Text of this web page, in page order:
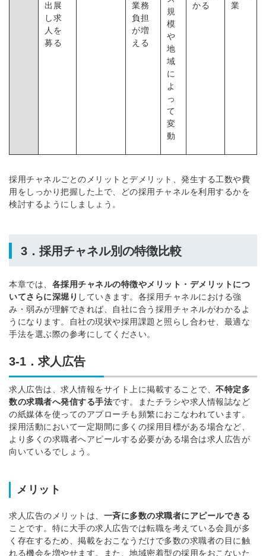
出展
し求
人を
募る
業務
負担
が増
える
規
模
や
地
域
に
よ
っ
て
変
動
かる
業
採用チャネルごとのメリットとデメリット、発生する工数や費
用をしっかり把握した上で、どの採用チャネルを利用するかを
検討するようにしましょう。
3．採用チャネル別の特徴比較
本章では、 各採用チャネルの特徴やメリット・デメリットにつ
いてさらに深堀り していきます。 各採用チャネルにおける強
み・弱みが理解できれば、自社に合う採用チャネルがわかるよ
うになります。
自社の現状や採用課題と照らし合わせ、最適な
手法を選ぶ際の参考にしてください。
3-1．求人広告
求人広告は、求人情報をサイト上に掲載することで、 不特定多
数の求職者へ発信する手法です。
またチラシや求人情報誌など
の紙媒体を使ってのアプローチも頻繁におこなわれています。
採用活動において一定期間に多くの採用目標がある場合など、
より多くの求職者へアピールする必要がある場合は求人広告が
向いているでしょう。
メリット
求人広告のメリットは、 一斉に多数の求職者にアピールできる
ことです。 特に大手の求人広告では転職を考えている会員が多
く存在するため、掲載をおこなうだけで多数の求職者の目に触
れる機会を増やせます。
また、地域密着型の採用をおこないた
をご利用する
要です。
採用課題の解決、新しい採用の
取り組みなどを取材したインタ
ビュー記事が読める
メールアドレス